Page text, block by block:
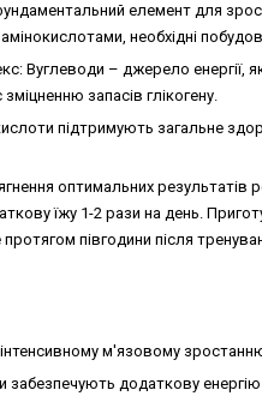
елемент для
необхідні
Вуглеводи – джерело енергії,
запасів глікогену.
підтримують загальне
оптимальних результатів
їжу 1-2 рази на день.
півгодини після
м'язовому
забезпечують додаткову